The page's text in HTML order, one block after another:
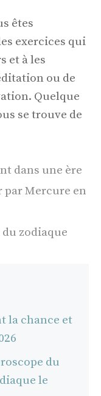
êtes
exercices qui
et à les
ou de
Quelque
se trouve de
dans une ère
par Mercure en
zodiaque
la chance et
du
le